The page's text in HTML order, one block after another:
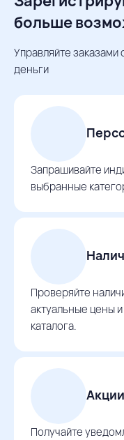
больше
Управляйте
деньги
Запрашивайте
выбранные
Проверяйте
актуальные цены
каталога.
Получайте